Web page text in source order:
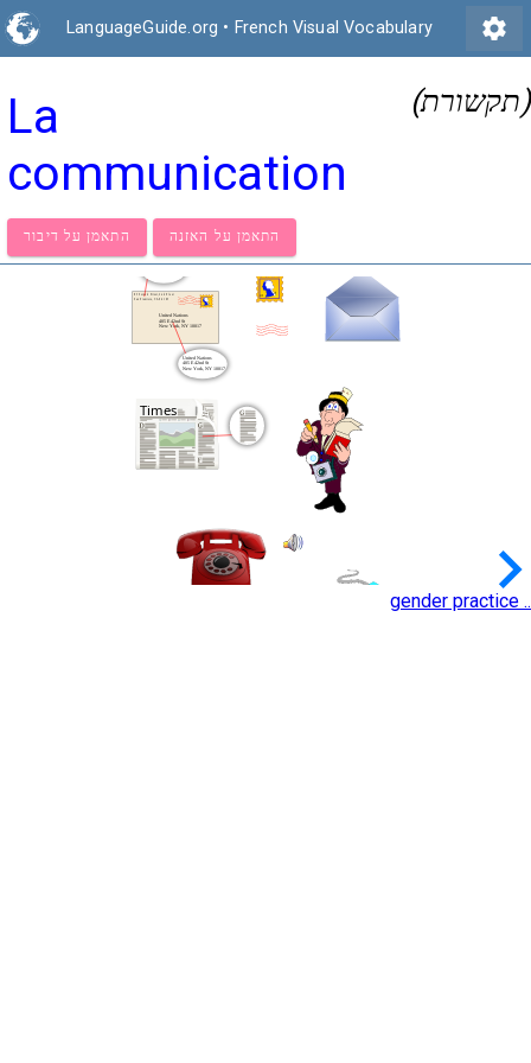
LanguageGuide.org • French Visual Vocabulary settings
La
communication
(תקשורת)
התאמן על דיבור התאמן על האזנה
gender practice ..